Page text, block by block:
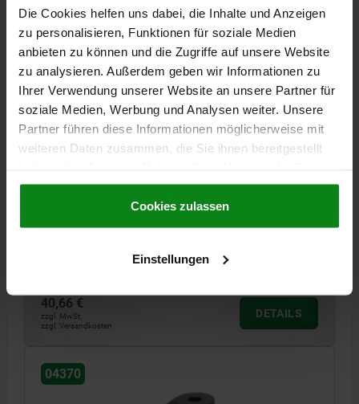
Die Cookies helfen uns dabei, die Inhalte und Anzeigen
zu personalisieren, Funktionen für soziale Medien
anbieten zu können und die Zugriffe auf unsere Website
zu analysieren. Außerdem geben wir Informationen zu
Ihrer Verwendung unserer Website an unsere Partner für
soziale Medien, Werbung und Analysen weiter. Unsere
Partner führen diese Informationen möglicherweise mit
weiteren Daten zusammen, die Sie ihnen bereitgestellt
gesammelt haben.Cookie Richtlinien
Datenschutz|AGB
Cookies zulassen
Einstellungen
SPANNHAKEN MIT VERL. SPANNPRATZE D=20,
FORM:F VERGÜTUNGSSTAHL, MIT
DURCHMESSER=20
04370-708
40,66 €
zzgl. MwSt.
zzgl. Versandkosten
DETAILS
04370